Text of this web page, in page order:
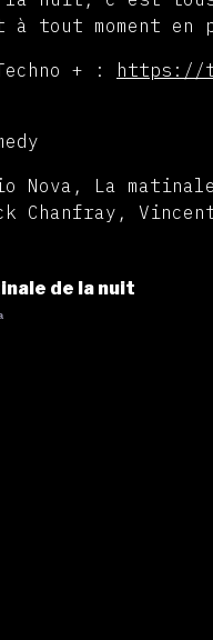
tout moment en
+ :
https://
Nova, La
Chanfray,
de la nuit